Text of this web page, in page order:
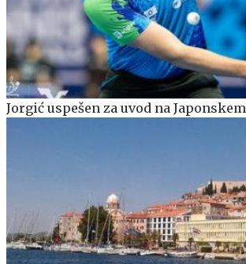
Jorgić uspešen za uvod na Japonskem